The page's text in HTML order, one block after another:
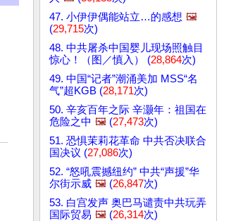
47. 小伊伊偶能站立…的感想 🖼️
(29,715次)
48. 中共屠杀中国婴儿现场照触目
惊心！（图／慎入） (28,864次)
49. 中国“记者”潮涌美加 MSS“名
气”超KGB (28,171次)
50. 辛亥百年之际 辛灏年：祖国在
危险之中 🖼️ (27,473次)
51. 恐惧茉莉花革命 中共否决联合
国决议 (27,086次)
52. “怒吼震撼纽约” 中共“声援”华
尔街示威 🖼️ (26,847次)
53. 白宫发声 奥巴马谴责中共玩弄
国际贸易 🖼️ (26,314次)